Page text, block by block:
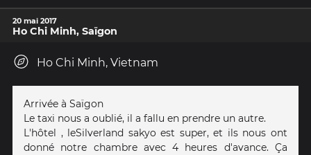
20 mai 2017
Ho Chi Minh, Saïgon
Ho Chi Minh, Vietnam
Arrivée à Saïgon
Le taxi nous a oublié, il a fallu en prendre un autre.
L'hôtel , leSilverland sakyo est super, et ils nous ont
donné notre chambre avec 4 heures d'avance. Ça